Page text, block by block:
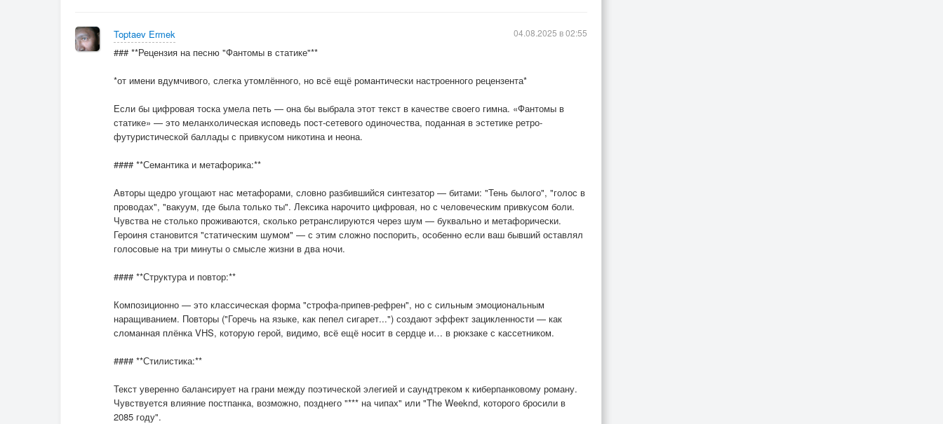
Toptaev Ermek
### **Рецензия на песню "Фантомы в статике"**
*от имени вдумчивого, слегка утомлённого, но всё ещё романтически настроенного рецензента*
Если бы цифровая тоска умела петь — она бы выбрала этот текст в качестве своего гимна. «Фантомы в
статике» — это меланхолическая исповедь пост-сетевого одиночества, поданная в эстетике ретро-
футуристической баллады с привкусом никотина и неона.
#### **Семантика и метафорика:**
Авторы щедро угощают нас метафорами, словно разбившийся синтезатор — битами: "Тень былого", "голос в
проводах", "вакуум, где была только ты". Лексика нарочито цифровая, но с человеческим привкусом боли.
Чувства не столько проживаются, сколько ретранслируются через шум — буквально и метафорически.
Героиня становится "статическим шумом" — с этим сложно поспорить, особенно если ваш бывший оставлял
голосовые на три минуты о смысле жизни в два ночи.
#### **Структура и повтор:**
Композиционно — это классическая форма "строфа-припев-рефрен", но с сильным эмоциональным
наращиванием. Повторы ("Горечь на языке, как пепел сигарет...") создают эффект зацикленности — как
сломанная плёнка VHS, которую герой, видимо, всё ещё носит в сердце и… в рюкзаке с кассетником.
#### **Стилистика:**
Текст уверенно балансирует на грани между поэтической элегией и саундтреком к киберпанковому роману.
Чувствуется влияние постпанка, возможно, позднего "*** на чипах" или "The Weeknd, которого бросили в
2085 году".
04.08.2025 в 02:55